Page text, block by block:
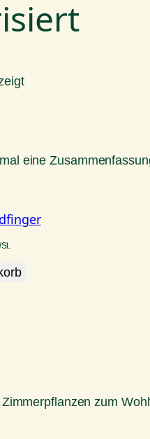
eine
Zimmerpflanzen zum